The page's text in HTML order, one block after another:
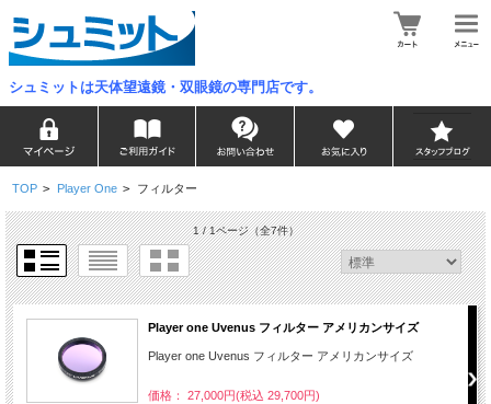
シュミットは天体望遠鏡・双眼鏡の専門店です。
TOP > Player One > フィルター
1 / 1ページ（全7件）
Player one Uvenus フィルター アメリカンサイズ
Player one Uvenus フィルター アメリカンサイズ
価格： 27,000円(税込 29,700円)